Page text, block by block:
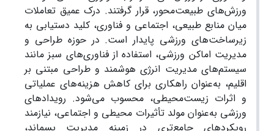
ورزش‌های طبیعت‌محور، قرار گرفتند. درک عمیق تعاملات
میان منابع طبیعی، اجتماعی و فناوری، کلید دستیابی به
زیرساخت‌های ورزشی پایدار است. در حوزه طراحی و
مدیریت اماکن ورزشی، استفاده از فناوری‌های سبز مانند
سیستم‌های مدیریت انرژی هوشمند و طراحی مبتنی بر
اقلیم، به‌عنوان راهکاری برای کاهش هزینه‌های عملیاتی
و اثرات زیست‌محیطی، محسوب می‌شود. رویدادهای
ورزشی به‌عنوان مولد تأثیرات محیطی و اجتماعی، نیازمند
رویکردهای جامع‌تری در زمینه مدیریت پسماند،